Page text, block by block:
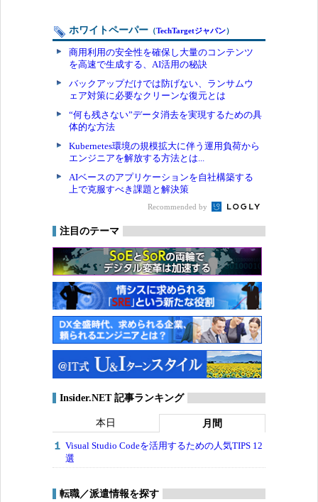
ホワイトペーパー （TechTargetジャパン）
商用利用の安全性を確保し大量のコンテンツ
を高速で生成する、AI活用の秘訣
バックアップだけでは防げない、ランサムウ
ェア対策に必要なクリーンな復元とは
“何も残さない”データ消去を実現するための具
体的な方法
Kubernetes環境の規模拡大に伴う運用負荷から
エンジニアを解放する方法とは...
AIベースのアプリケーションを自社構築する
上で克服すべき課題と解決策
Recommended by
注目のテーマ
Insider.NET 記事ランキング
本日 月間
Visual Studio Codeを活用するための人気TIPS 12
選
転職／派遣情報を探す